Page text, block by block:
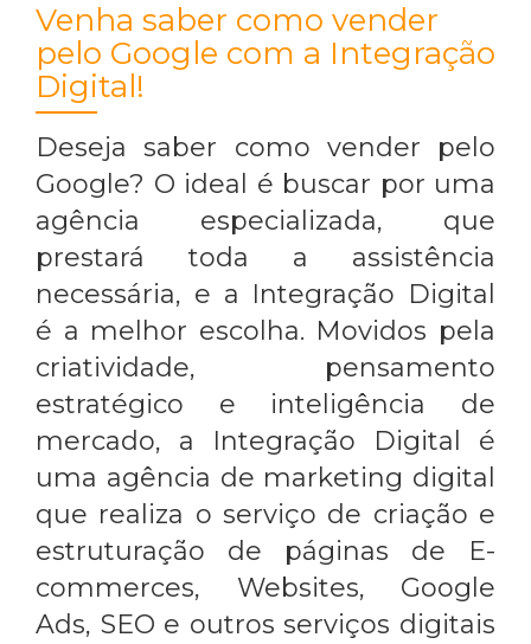
Venha saber como vender
pelo Google com a Integração
Digital!
Deseja saber como vender pelo
Google? O ideal é buscar por uma
agência especializada, que
prestará toda a assistência
necessária, e a Integração Digital
é a melhor escolha. Movidos pela
criatividade, pensamento
estratégico e inteligência de
mercado, a Integração Digital é
uma agência de marketing digital
que realiza o serviço de criação e
estruturação de páginas de E-
commerces, Websites, Google
Ads, SEO e outros serviços digitais